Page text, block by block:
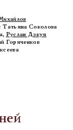
Татьяна Соколова
Руслан Дзкуя
Горяченков